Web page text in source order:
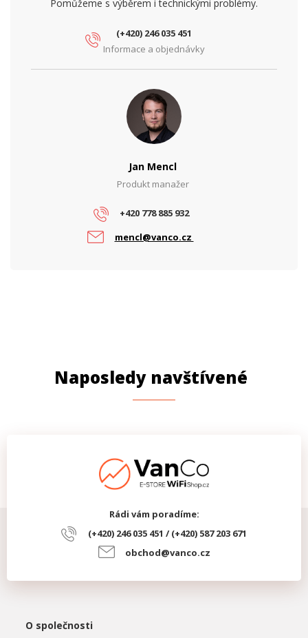
Pomůžeme s výběrem i technickými problémy.
(+420) 246 035 451
Informace a objednávky
Jan Mencl
Produkt manažer
+420 778 885 932
mencl@vanco.cz
Naposledy navštívené
Rádi vám poradíme:
(+420) 246 035 451 / (+420) 587 203 671
obchod@vanco.cz
O společnosti